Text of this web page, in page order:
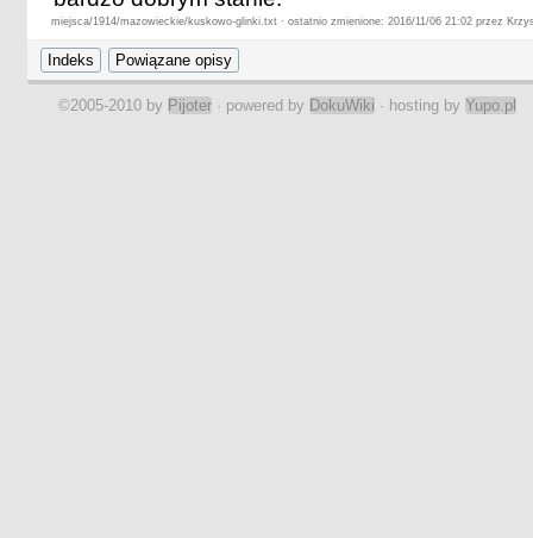
miejsca/1914/mazowieckie/kuskowo-glinki.txt · ostatnio zmienione: 2016/11/06 21:02 przez
©2005-2010 by Pijoter · powered by DokuWiki · hosting by Yupo.pl